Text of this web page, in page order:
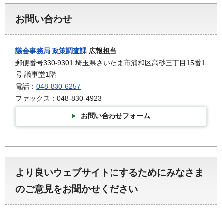
お問い合わせ
議会事務局 政策調査課 広報担当
郵便番号330-9301 埼玉県さいたま市浦和区高砂三丁目15番1
号 議事堂1階
電話： 048-830-6257
ファックス：048-830-4923
お問い合わせフォーム
より良いウェブサイトにするためにみなさま
のご意見をお聞かせください